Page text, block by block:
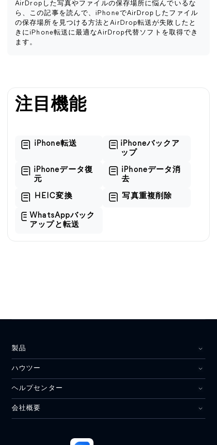
AirDropした写真やファイルの保存場所に悩んでいるな
ら、この記事を読んで、iPhoneでAirDropしたファイル
の保存場所を見つける方法とAirDrop転送が失敗したと
きにiPhone転送に最適なAirDrop代替ソフトを取得でき
ます。
注目機能
iPhone転送
iPhoneバックア
ップ
iPhoneデータ復
元
iPhoneデータ消
去
HEIC変換 写真重複削除
WhatsAppバック
アップと転送
製品
ハウツー
ヘルプセンター
会社概要